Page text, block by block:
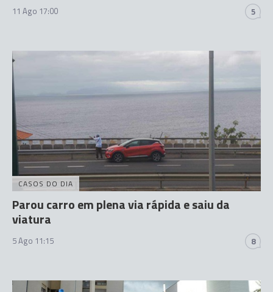
11 Ago 17:00 5
CASOS DO DIA
Parou carro em plena via rápida e saiu da
viatura
5 Ago 11:15 8